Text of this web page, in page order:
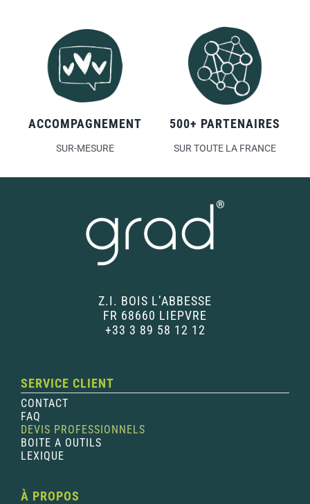
ACCOMPAGNEMENT
SUR-MESURE
500+ PARTENAIRES
SUR TOUTE LA FRANCE
Z.I. BOIS L’ABBESSE
FR 68660 LIEPVRE
+33 3 89 58 12 12
SERVICE CLIENT
CONTACT
FAQ
DEVIS PROFESSIONNELS
BOITE A OUTILS
LEXIQUE
À PROPOS